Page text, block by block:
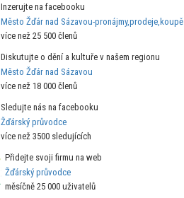
Inzerujte na facebooku
Město Žďár nad Sázavou-pronájmy,prodeje,koupě
více než 25 500 členů
Diskutujte o dění a kultuře v našem regionu
Město Žďár nad Sázavou
více než 18 000 členů
Sledujte nás na facebooku
Žďárský průvodce
více než 3500 sledujících
Přidejte svoji firmu na web
Žďárský průvodce
měsíčně 25 000 uživatelů